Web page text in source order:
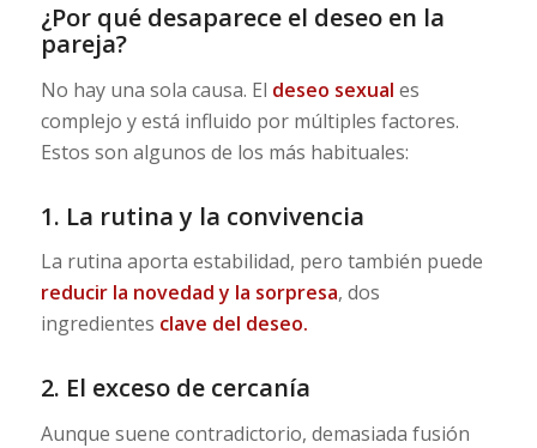
¿Por qué desaparece el deseo en la
pareja?
No hay una sola causa. El deseo sexual es
complejo y está influido por múltiples factores.
Estos son algunos de los más habituales:
1. La rutina y la convivencia
La rutina aporta estabilidad, pero también puede
reducir la novedad y la sorpresa, dos
ingredientes clave del deseo.
2. El exceso de cercanía
Aunque suene contradictorio, demasiada fusión